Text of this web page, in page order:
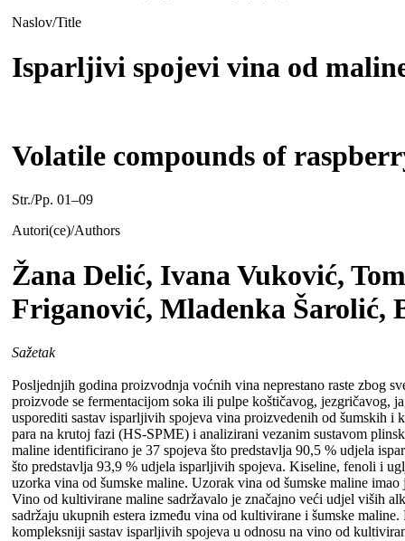
Naslov/Title
Isparljivi spojevi vina od
Volatile compounds of
Str./Pp. 01–09
Autori(ce)/Authors
Žana Delić, Ivana Vuković,
Friganović, Mladenka Šarolić,
Sažetak
Posljednjih godina proizvodnja voćnih vina neprestano raste zbog
proizvode se fermentacijom soka ili pulpe koštičavog, jezgričavog,
usporediti sastav isparljivih spojeva vina proizvedenih od šumskih
para na krutoj fazi (HS-SPME) i analizirani vezanim sustavom
maline identificirano je 37 spojeva što predstavlja 90,5 % udjela
što predstavlja 93,9 % udjela isparljivih spojeva. Kiseline, fenoli i
uzorka vina od šumske maline. Uzorak vina od šumske maline
Vino od kultivirane maline sadržavalo je značajno veći udjel viših
sadržaju ukupnih estera između vina od kultivirane i šumske
kompleksniji sastav isparljivih spojeva u odnosu na vino od